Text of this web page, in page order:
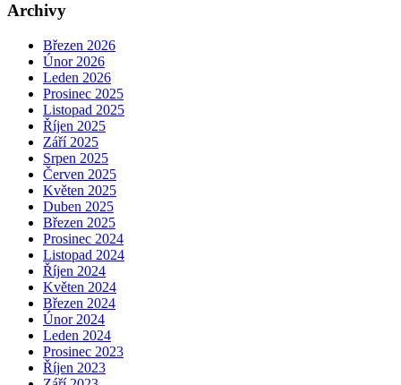
Archivy
Březen 2026
Únor 2026
Leden 2026
Prosinec 2025
Listopad 2025
Říjen 2025
Září 2025
Srpen 2025
Červen 2025
Květen 2025
Duben 2025
Březen 2025
Prosinec 2024
Listopad 2024
Říjen 2024
Květen 2024
Březen 2024
Únor 2024
Leden 2024
Prosinec 2023
Říjen 2023